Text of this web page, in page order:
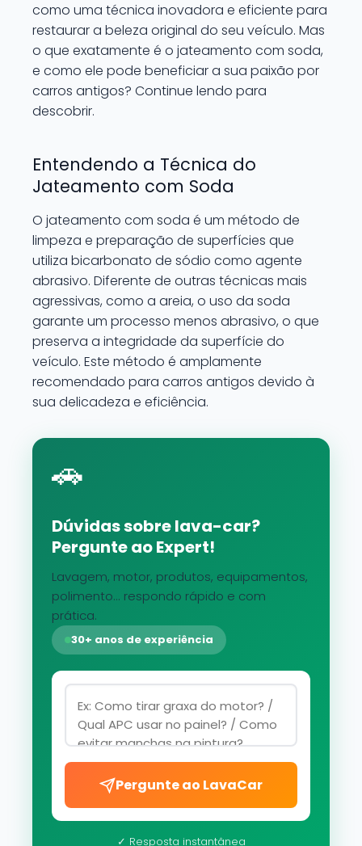
como uma técnica inovadora e eficiente para
restaurar a beleza original do seu veículo. Mas
o que exatamente é o jateamento com soda,
e como ele pode beneficiar a sua paixão por
carros antigos? Continue lendo para
descobrir.
Entendendo a Técnica do
Jateamento com Soda
O jateamento com soda é um método de
limpeza e preparação de superfícies que
utiliza bicarbonato de sódio como agente
abrasivo. Diferente de outras técnicas mais
agressivas, como a areia, o uso da soda
garante um processo menos abrasivo, o que
preserva a integridade da superfície do
veículo. Este método é amplamente
recomendado para carros antigos devido à
sua delicadeza e eficiência.
🚗
Dúvidas sobre lava-car?
Pergunte ao Expert!
Lavagem, motor, produtos, equipamentos,
polimento... respondo rápido e com
prática.
30+ anos de experiência
Pergunte ao LavaCar
✓ Resposta instantânea